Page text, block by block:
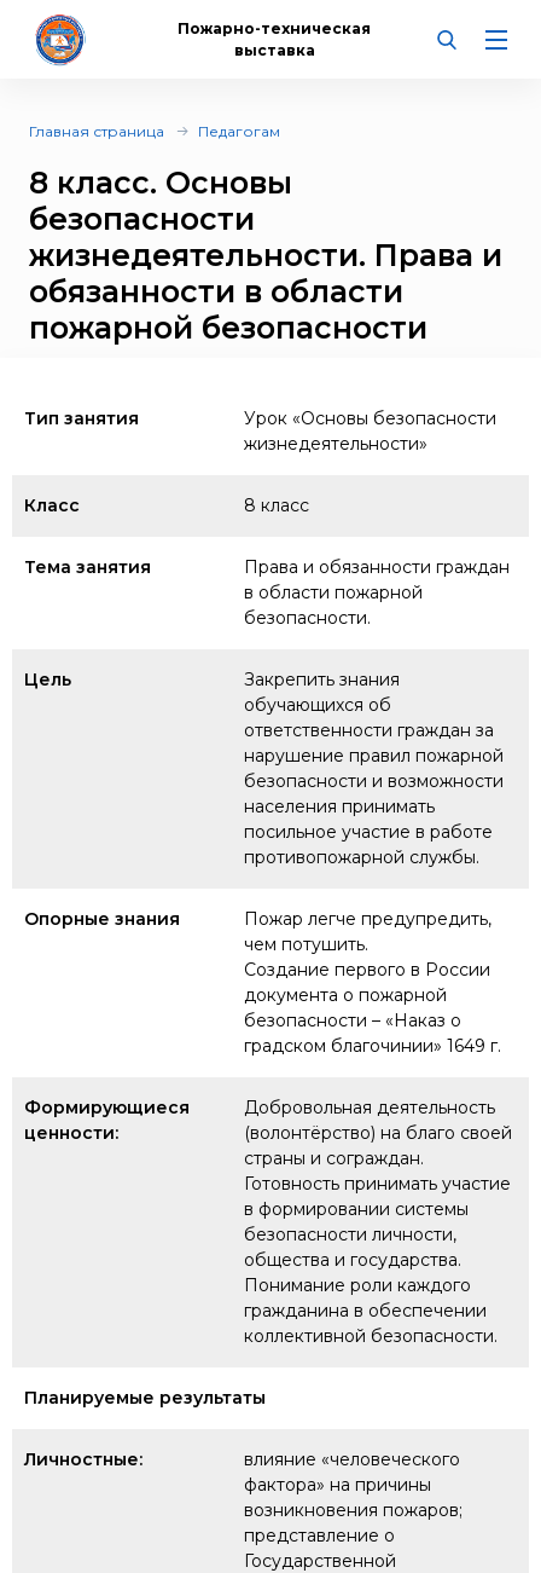
Пожарно-техническая
выставка
Главная страница Педагогам
8 класс. Основы
безопасности
жизнедеятельности. Права и
обязанности в области
пожарной безопасности
Тип занятия
Урок «Основы безопасности
жизнедеятельности»
Класс 8 класс
Тема занятия
Права и обязанности граждан
в области пожарной
безопасности.
Цель
Закрепить знания
обучающихся об
ответственности граждан за
нарушение правил пожарной
безопасности и возможности
населения принимать
посильное участие в работе
противопожарной службы.
Опорные знания
Пожар легче предупредить,
чем потушить.
Создание первого в России
документа о пожарной
безопасности – «Наказ о
градском благочинии» 1649 г.
Формирующиеся
ценности:
Добровольная деятельность
(волонтёрство) на благо своей
страны и сограждан.
Готовность принимать участие
в формировании системы
безопасности личности,
общества и государства.
Понимание роли каждого
гражданина в обеспечении
коллективной безопасности.
Планируемые результаты
Личностные:
влияние «человеческого
фактора» на причины
возникновения пожаров;
представление о
Государственной